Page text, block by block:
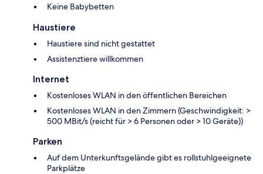
Keine Babybetten
Haustiere
Haustiere sind nicht gestattet
Assistenztiere willkommen
Internet
Kostenloses WLAN in den öffentlichen Bereichen
Kostenloses WLAN in den Zimmern (Geschwindigkeit: >
500 MBit/s (reicht für > 6 Personen oder > 10 Geräte))
Parken
Auf dem Unterkunftsgelände gibt es rollstuhlgeeignete
Parkplätze